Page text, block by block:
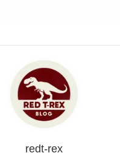
redt-rex